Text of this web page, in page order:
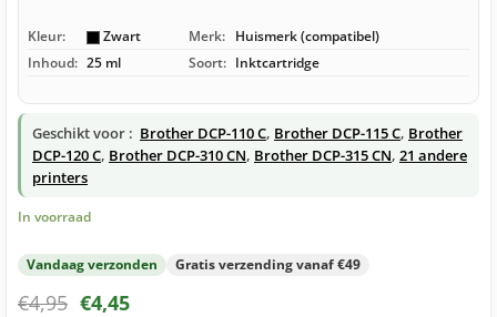
Kleur: Zwart Merk: Huismerk (compatibel)
Inhoud: 25 ml Soort: Inktcartridge
Geschikt voor : Brother DCP-110 C, Brother DCP-115 C, Brother
DCP-120 C, Brother DCP-310 CN, Brother DCP-315 CN, 21 andere
printers
In voorraad
Vandaag verzonden Gratis verzending vanaf €49
€4,95 €4,45